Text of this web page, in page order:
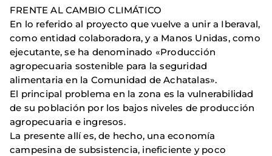
FRENTE AL CAMBIO CLIMÁTICO
En lo referido al proyecto que vuelve a unir a Iberaval,
como entidad colaboradora, y a Manos Unidas, como
ejecutante, se ha denominado «Producción
agropecuaria sostenible para la seguridad
alimentaria en la Comunidad de Achatalas».
El principal problema en la zona es la vulnerabilidad
de su población por los bajos niveles de producción
agropecuaria e ingresos.
La presente allí es, de hecho, una economía
campesina de subsistencia, ineficiente y poco